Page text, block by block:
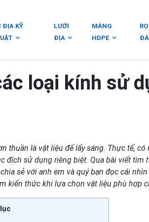
ĐỊA KỸ
LƯỚI
ĐỊA
MÀNG
HDPE
RỌ
ĐÁ
loại kính sử
thuần là vật liệu để lấy sáng. Thực tế,
đích sử dụng riêng biệt. Qua bài viết tìm
sẻ với anh em và quý bạn đọc cái
kiến thức khi lựa chọn vật liệu phù hợp